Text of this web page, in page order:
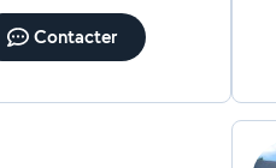
Contacter